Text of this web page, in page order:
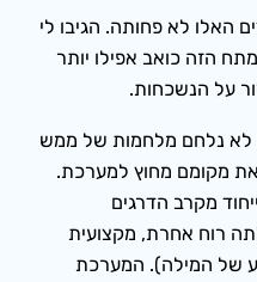
האלו לא פחותה. הגיבו לי
הזה כואב אפילו יותר
על הנשכחות.
לא נלחם מלחמות של ממש
את מקומם מחוץ למערכת.
מקרב הדרגים
רוח אחרת, מקצועית
של המילה). המערכת